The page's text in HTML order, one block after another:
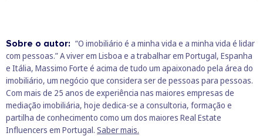
Sobre o autor: “O imobiliário é a minha vida e a minha vida é lidar
com pessoas.” A viver em Lisboa e a trabalhar em Portugal, Espanha
e Itália, Massimo Forte é acima de tudo um apaixonado pela área do
imobiliário, um negócio que considera ser de pessoas para pessoas.
Com mais de 25 anos de experiência nas maiores empresas de
mediação imobiliária, hoje dedica-se a consultoria, formação e
partilha de conhecimento como um dos maiores Real Estate
Influencers em Portugal. Saber mais.